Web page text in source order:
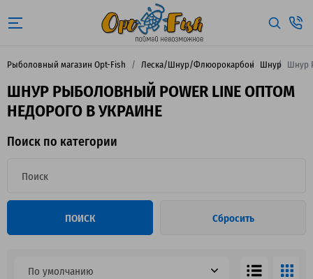
Рыболовный магазин Opt-Fish Леска/Шнур/Флюорокарбон Шнур Шнур
ШНУР РЫБОЛОВНЫЙ POWER LINE ОПТОМ
НЕДОРОГО В УКРАИНЕ
Поиск по категории
ПОИСК Сбросить
По умолчанию